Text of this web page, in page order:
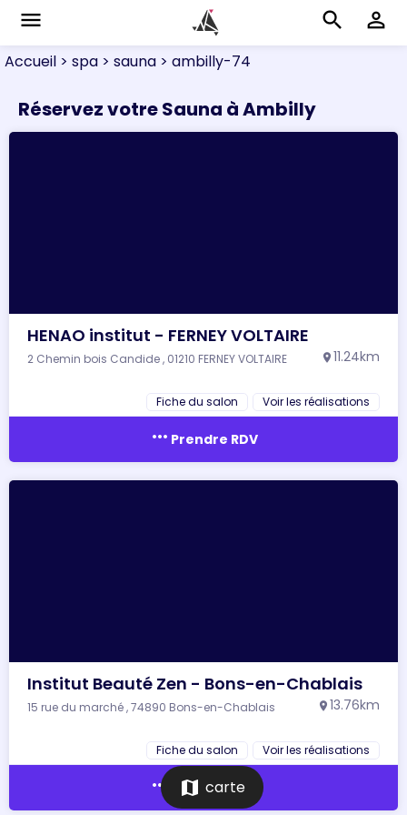
menu search perm_identity
Accueil > spa > sauna > ambilly-74
Réservez votre Sauna à Ambilly
HENAO institut - FERNEY VOLTAIRE
2 Chemin bois Candide , 01210 FERNEY VOLTAIRE location_on 11.24km
Fiche du salon Voir les réalisations
more_horiz Prendre RDV
Institut Beauté Zen - Bons-en-Chablais
15 rue du marché , 74890 Bons-en-Chablais location_on 13.76km
Fiche du salon Voir les réalisations
more_horiz Prendre RDV
map carte